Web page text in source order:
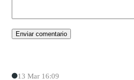
13 Mar 16:09